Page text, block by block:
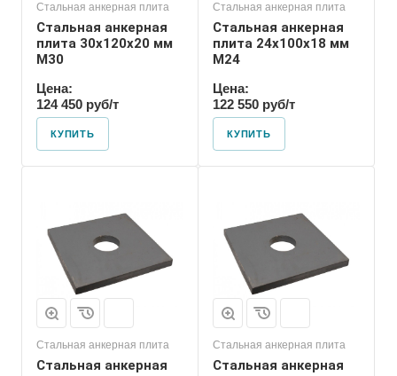
Стальная анкерная плита
Стальная анкерная
плита 30х120х20 мм
М30
Цена:
124 450 руб/т
КУПИТЬ
Стальная анкерная плита
Стальная анкерная
плита 24х100х18 мм
М24
Цена:
122 550 руб/т
КУПИТЬ
Стальная анкерная плита
Стальная анкерная
М16
Размер резьбы
М16
Стальная анкерная плита
Стальная анкерная